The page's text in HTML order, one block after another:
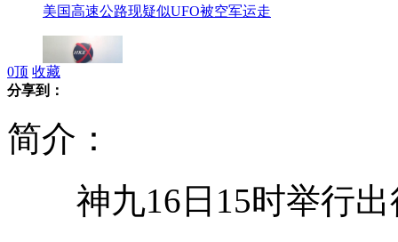
美国高速公路现疑似UFO被空军运走
记者探访神九后勤服务基地航天镇
0顶 收藏
分享到：
简介：
神九16日15时举行出